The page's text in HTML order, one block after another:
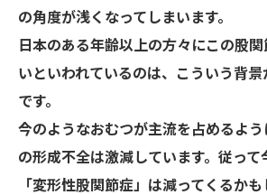
の角度が浅くなってしまいます。
日本のある年齢以上の方々にこの股
いといわれているのは、こういう背
です。
今のようなおむつが主流を占めるよ
の形成不全は激減しています。従っ
「変形性股関節症」は減ってくるかも